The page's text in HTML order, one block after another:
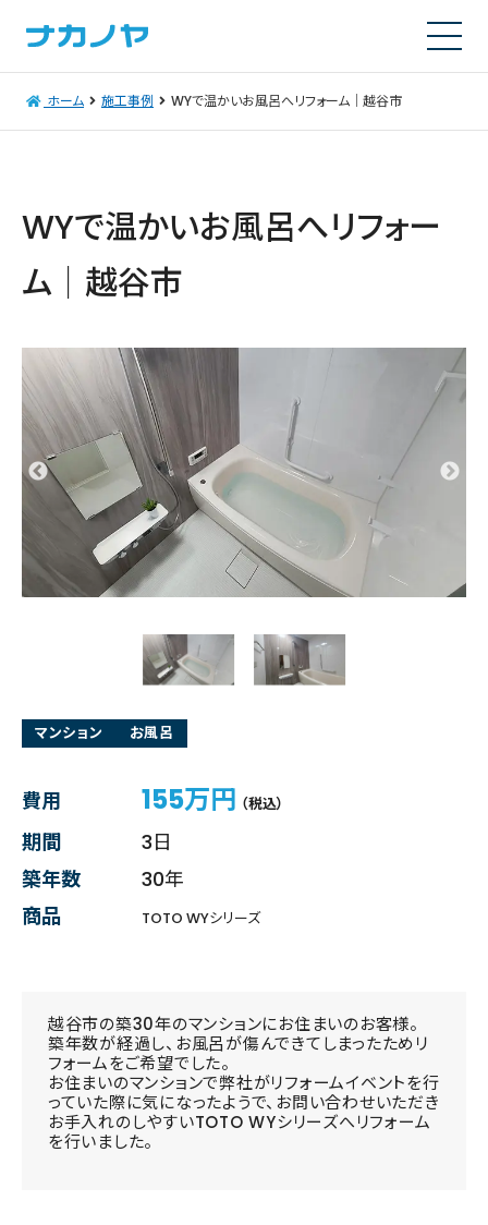
ホーム 施工事例 WYで温かいお風呂へリフォーム｜越谷市
WYで温かいお風呂へリフォー
ム｜越谷市
マンション お風呂
費用 155万円 （税込）
期間
3日
築年数
30年
商品
TOTO WYシリーズ
越谷市の築30年のマンションにお住まいのお客様。
築年数が経過し、お風呂が傷んできてしまったためリ
フォームをご希望でした。
お住まいのマンションで弊社がリフォームイベントを行
っていた際に気になったようで、お問い合わせいただき
お手入れのしやすいTOTO WYシリーズへリフォーム
を行いました。